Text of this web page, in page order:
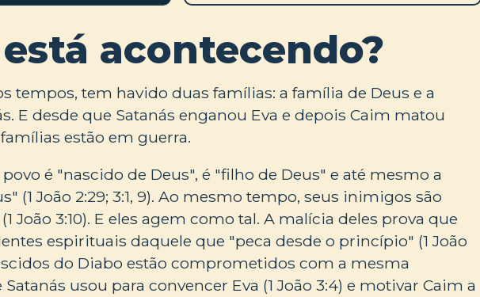
acontecendo?
tempos, tem havido duas famílias: a família de Deus e a
E desde que Satanás enganou Eva e depois Caim matou
estão em guerra.
é "nascido de Deus", é "filho de Deus" e até mesmo a
(1 João 2:29; 3:1, 9). Ao mesmo tempo, seus inimigos são
João 3:10). E eles agem como tal. A malícia deles prova que
espirituais daquele que "peca desde o princípio" (1 João
do Diabo estão comprometidos com a mesma
usou para convencer Eva (1 João 3:4) e motivar Caim a